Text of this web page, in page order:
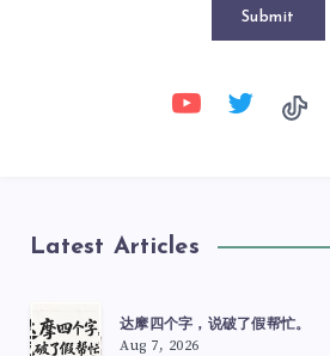
Submit
Latest Articles
达摩四个字，说破了假帮忙。
Aug 7, 2026